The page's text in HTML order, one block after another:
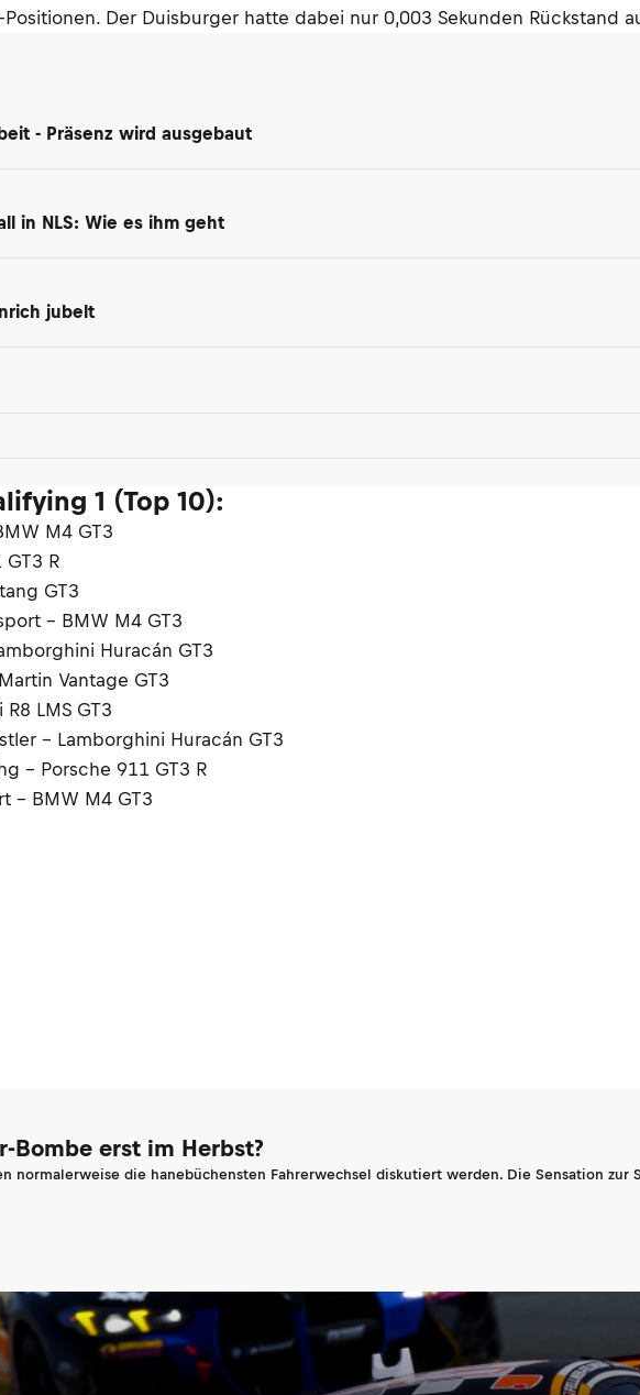
Der Duisburger hatte dabei nur 0,003 Sekunden Rückstand
- Präsenz wird ausgebaut
in NLS: Wie es ihm geht
jubelt
1 (Top 10):
M4 GT3
R
GT3
– BMW M4 GT3
Huracán GT3
Vantage GT3
LMS GT3
– Lamborghini Huracán GT3
– Porsche 911 GT3 R
– BMW M4 GT3
Bombe erst im Herbst?
normalerweise die hanebüchensten Fahrerwechsel diskutiert werden. Die Sensation zur